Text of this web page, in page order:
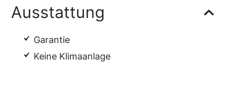
Ausstattung
Garantie
Keine Klimaanlage